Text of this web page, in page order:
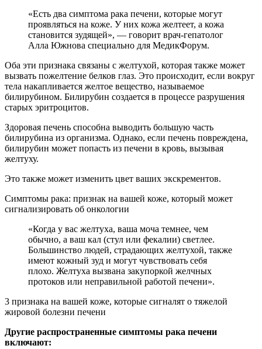
«Есть два симптома рака печени, которые могут
проявляться на коже. У них кожа желтеет, а кожа
становится зудящей», — говорит врач-гепатолог
Алла Южнова специально для МедикФорум.
Оба эти признака связаны с желтухой, которая также может
вызвать пожелтение белков глаз. Это происходит, если вокруг
тела накапливается желтое вещество, называемое
билирубином. Билирубин создается в процессе разрушения
старых эритроцитов.
Здоровая печень способна выводить большую часть
билирубина из организма. Однако, если печень повреждена,
билирубин может попасть из печени в кровь, вызывая
желтуху.
Это также может изменить цвет ваших экскрементов.
Симптомы рака: признак на вашей коже, который может
сигнализировать об онкологии
«Когда у вас желтуха, ваша моча темнее, чем
обычно, а ваш кал (стул или фекалии) светлее.
Большинство людей, страдающих желтухой, также
имеют кожный зуд и могут чувствовать себя
плохо. Желтуха вызвана закупоркой желчных
протоков или неправильной работой печени».
3 признака на вашей коже, которые сигналят о тяжелой
жировой болезни печени
Другие распространенные симптомы рака печени
включают: